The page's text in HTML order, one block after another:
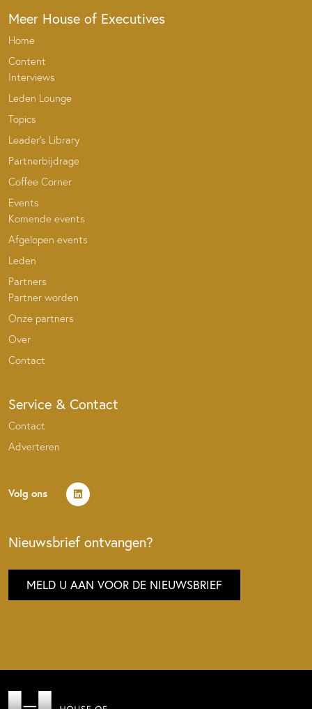
Meer House of Executives
Home
Content
Interviews
Leden Lounge
Topics
Leader’s Library
Partnerbijdrage
Coffee Corner
Events
Komende events
Afgelopen events
Leden
Partners
Partner worden
Onze partners
Over
Contact
Service & Contact
Contact
Adverteren
Volg ons
Nieuwsbrief ontvangen?
MELD U AAN VOOR DE NIEUWSBRIEF